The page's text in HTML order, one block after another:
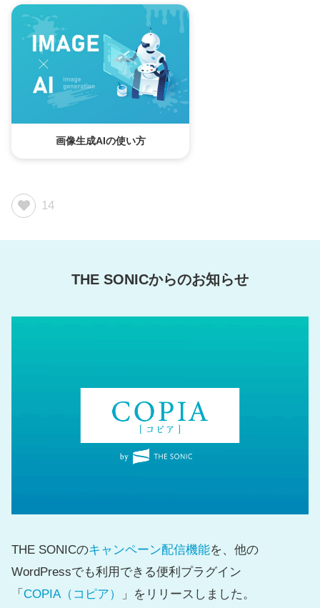
画像生成AIの使い方
14
THE SONICからのお知らせ
THE SONICのキャンペーン配信機能を、他の
WordPressでも利用できる便利プラグイン
「 COPIA（コピア） 」をリリースしました。